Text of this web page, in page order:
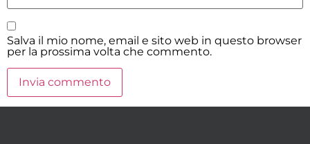
Salva il mio nome, email e sito web in questo browser
per la prossima volta che commento.